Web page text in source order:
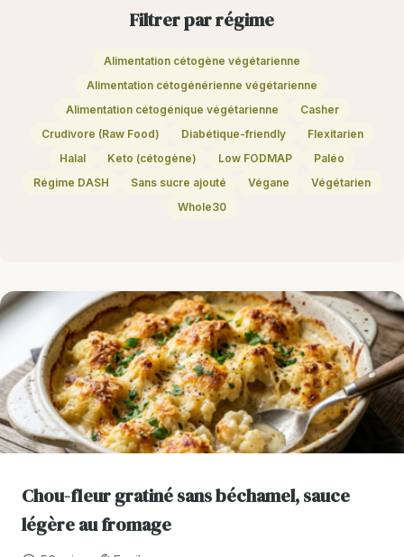
Filtrer par régime
Alimentation cétogène végétarienne
Alimentation cétogénérienne végétarienne
Alimentation cétogénique végétarienne
Casher
Crudivore (Raw Food)
Diabétique-friendly
Flexitarien
Halal
Keto (cétogène) Low FODMAP
Paléo
Régime DASH
Sans sucre ajouté Végane
Végétarien
Whole30
Chou-fleur gratiné sans béchamel, sauce
légère au fromage